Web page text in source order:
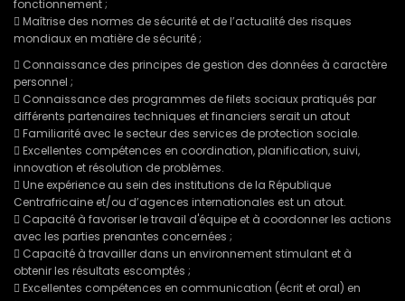
fonctionnement ;
 Maîtrise des normes de sécurité et de l’actualité des risques
mondiaux en matière de sécurité ;
 Connaissance des principes de gestion des données à caractère
personnel ;
 Connaissance des programmes de filets sociaux pratiqués par
différents partenaires techniques et financiers serait un atout
 Familiarité avec le secteur des services de protection sociale.
 Excellentes compétences en coordination, planification, suivi,
innovation et résolution de problèmes.
 Une expérience au sein des institutions de la République
Centrafricaine et/ou d’agences internationales est un atout.
 Capacité à favoriser le travail d'équipe et à coordonner les actions
avec les parties prenantes concernées ;
 Capacité à travailler dans un environnement stimulant et à
obtenir les résultats escomptés ;
 Excellentes compétences en communication (écrit et oral) en